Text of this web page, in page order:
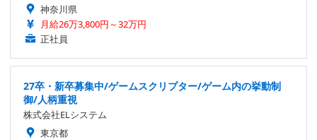
神奈川県
月給26万3,800円～32万円
正社員
27卒・新卒募集中/ゲームスクリプター/ゲーム内の挙動制
御/人柄重視
株式会社ELシステム
東京都